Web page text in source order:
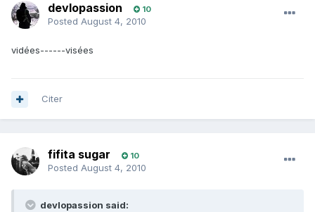
devlopassion 10
Posted August 4, 2010
vidées------visées
Citer
fifita sugar 10
Posted August 4, 2010
devlopassion said: